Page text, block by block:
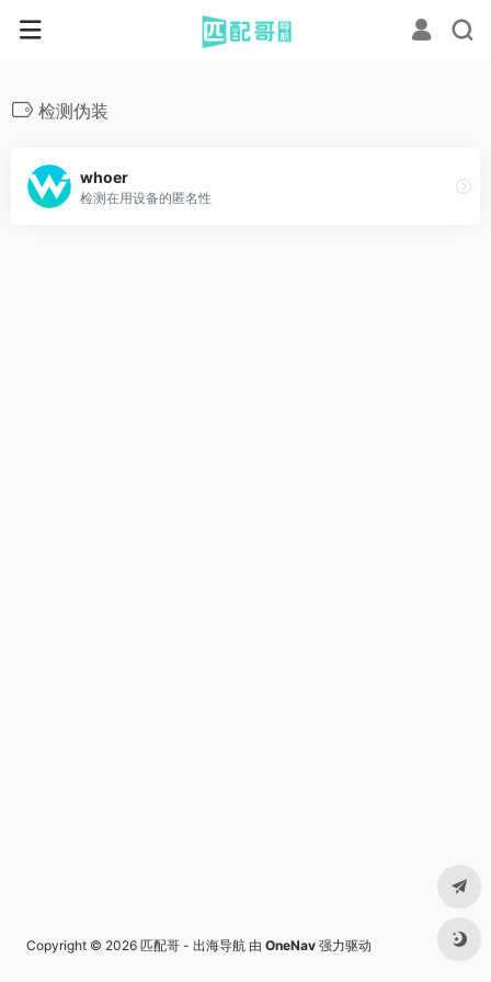
检测伪装
whoer
检测在用设备的匿名性
Copyright © 2026 匹配哥 - 出海导航 由 OneNav 强力驱动